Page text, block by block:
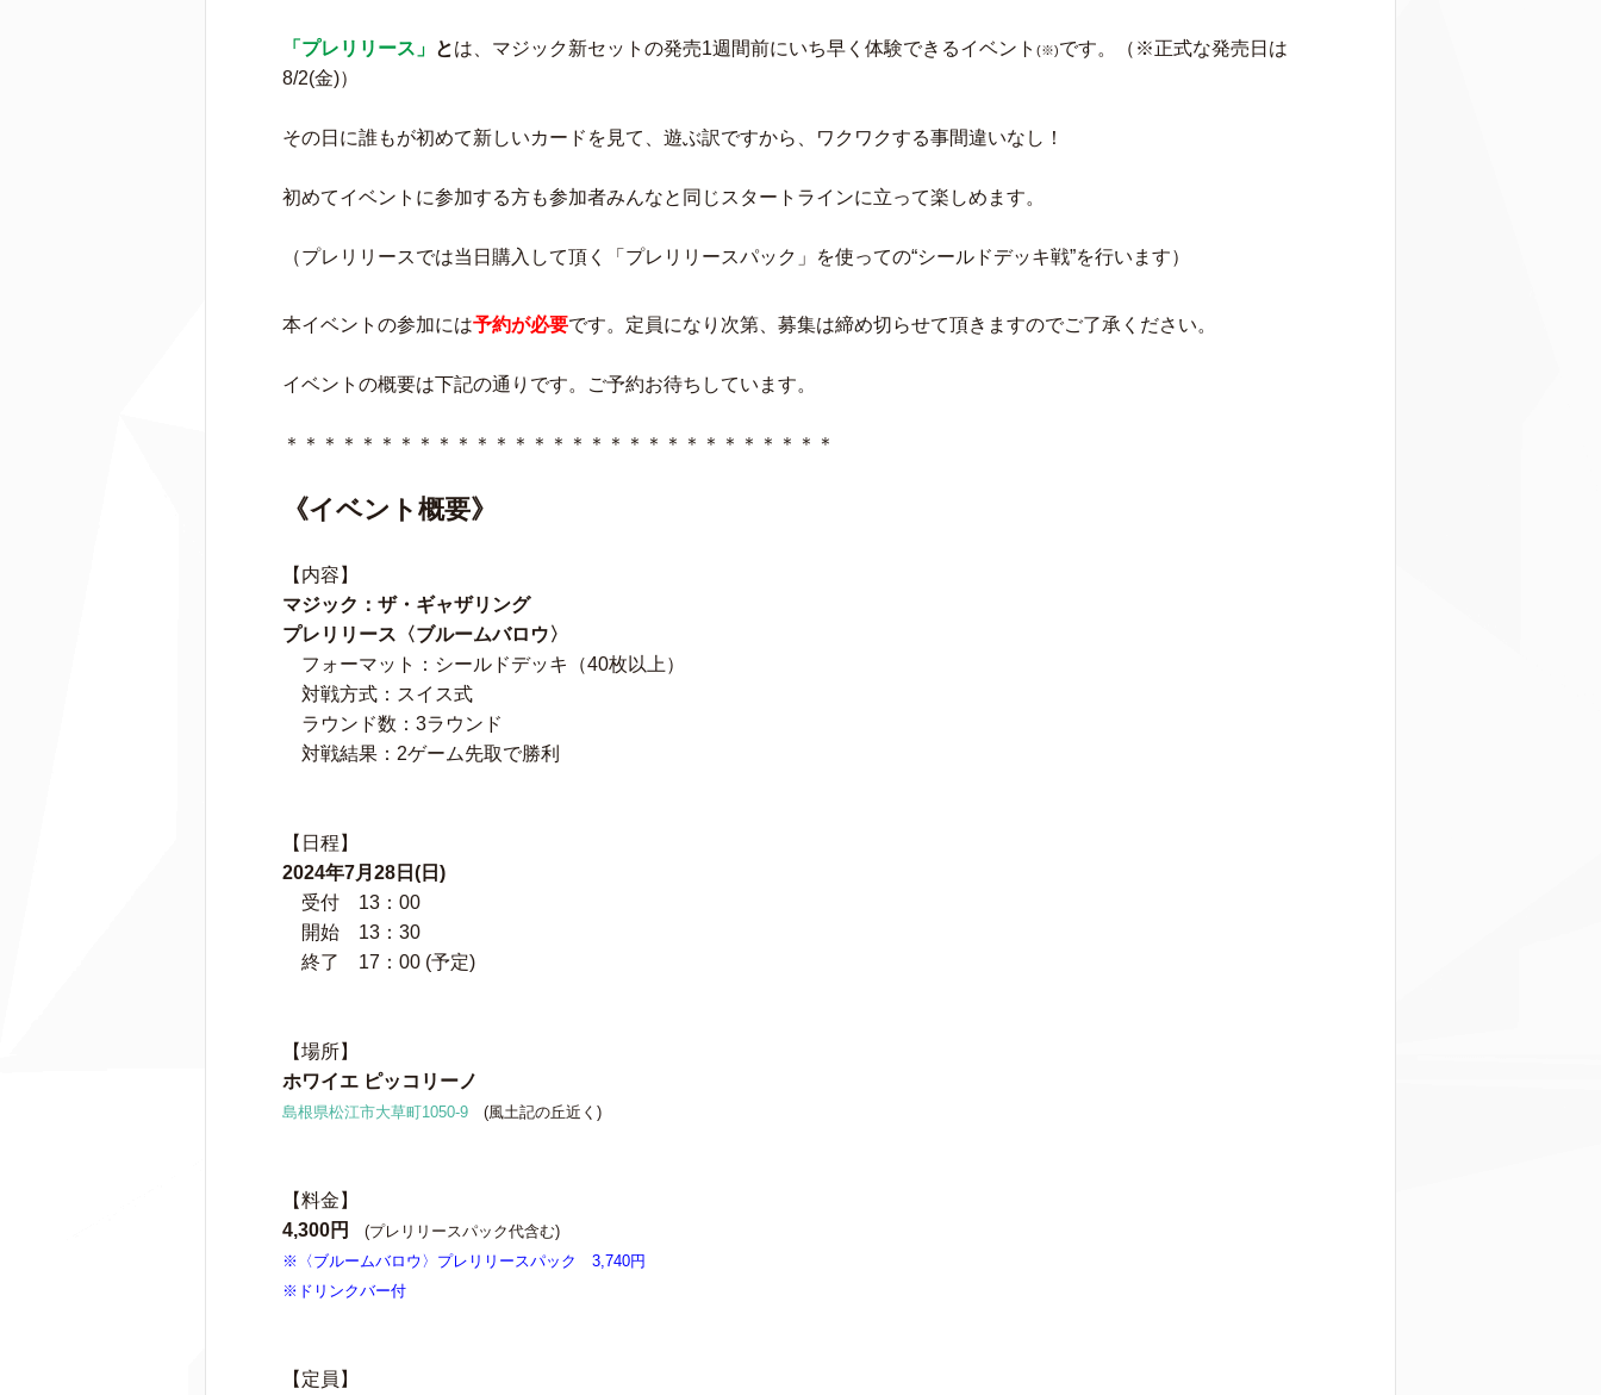
「プレリリース」 とは、マジック新セットの発売1週間前にいち早く体験できるイベント (※)です。（※正式な発売日は
8/2(金)）
その日に誰もが初めて新しいカードを見て、遊ぶ訳ですから、ワクワクする事間違いなし！
初めてイベントに参加する方も参加者みんなと同じスタートラインに立って楽しめます。
（プレリリースでは当日購入して頂く「プレリリースパック」を使っての“シールドデッキ戦”を行います）
本イベントの参加には予約が必要です。定員になり次第、募集は締め切らせて頂きますのでご了承ください。
イベントの概要は下記の通りです。ご予約お待ちしています。
＊＊＊＊＊＊＊＊＊＊＊＊＊＊＊＊＊＊＊＊＊＊＊＊＊＊＊＊＊
《イベント概要》
【内容】
マジック：ザ・ギャザリング
プレリリース〈ブルームバロウ〉
フォーマット：シールドデッキ（40枚以上）
対戦方式：スイス式
ラウンド数：3ラウンド
対戦結果：2ゲーム先取で勝利
【日程】
2024年7月28日(日)
受付 13：00
開始 13：30
終了 17：00 (予定)
【場所】
ホワイエ ピッコリーノ
島根県松江市大草町1050-9 (風土記の丘近く)
【料金】
4,300円
(プレリリースパック代含む)
※〈ブルームバロウ〉 プレリリースパック
3,740円
※ドリンクバー付
【定員】